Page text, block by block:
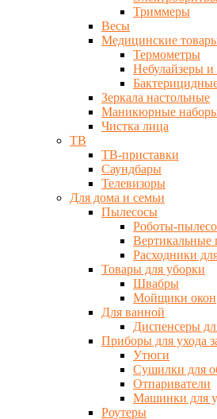
Триммеры
Весы
Медицинские
Термометры
Небулайзеры
Зеркала настольные
Маникюрные
Чистка лица
ТВ
ТВ-приставки
Саундбары
Телевизоры
Для дома и семьи
Пылесосы
Роботы-
Вертикальные
Расходники
Товары для уборки
Швабры
Мойщики окон
Для ванной
Диспенсеры
Приборы для ухода
Утюги
Сушилки для
Отпариватели
Машинки для
Роутеры